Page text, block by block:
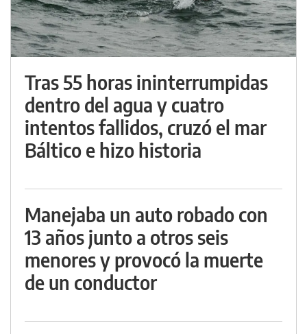
Tras 55 horas ininterrumpidas
dentro del agua y cuatro
intentos fallidos, cruzó el mar
Báltico e hizo historia
Manejaba un auto robado con
13 años junto a otros seis
menores y provocó la muerte
de un conductor